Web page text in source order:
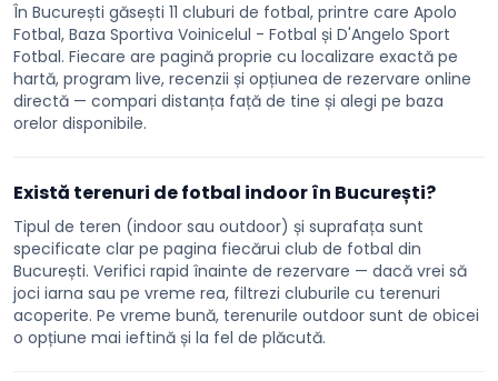
În București găsești 11 cluburi de fotbal, printre care Apolo
Fotbal, Baza Sportiva Voinicelul - Fotbal și D'Angelo Sport
Fotbal. Fiecare are pagină proprie cu localizare exactă pe
hartă, program live, recenzii și opțiunea de rezervare online
directă — compari distanța față de tine și alegi pe baza
orelor disponibile.
Există terenuri de fotbal indoor în București?
Tipul de teren (indoor sau outdoor) și suprafața sunt
specificate clar pe pagina fiecărui club de fotbal din
București. Verifici rapid înainte de rezervare — dacă vrei să
joci iarna sau pe vreme rea, filtrezi cluburile cu terenuri
acoperite. Pe vreme bună, terenurile outdoor sunt de obicei
o opțiune mai ieftină și la fel de plăcută.